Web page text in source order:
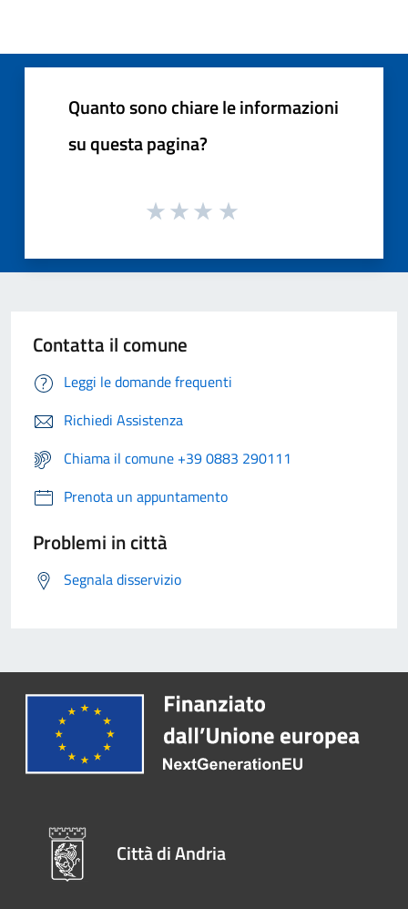
Quanto sono chiare le informazioni
su questa pagina?
Contatta il comune
Leggi le domande frequenti
Richiedi Assistenza
Chiama il comune +39 0883 290111
Prenota un appuntamento
Problemi in città
Segnala disservizio
Città di Andria